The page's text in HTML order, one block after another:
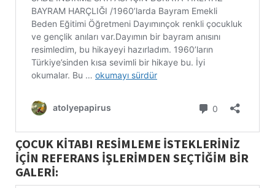
ÇOCUK KİTABI RESİMLEME İSTEKLERİNİZ
İÇİN REFERANS İŞLERİMDEN SEÇTİĞİM BİR
GALERİ: